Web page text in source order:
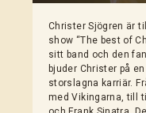
Christer Sjögren är
show “The best of
sitt band och den
bjuder Christer på
storslagna karriär.
med Vikingarna, till